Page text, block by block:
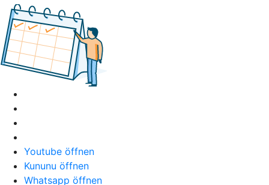
Youtube öffnen
Kununu öffnen
Whatsapp öffnen